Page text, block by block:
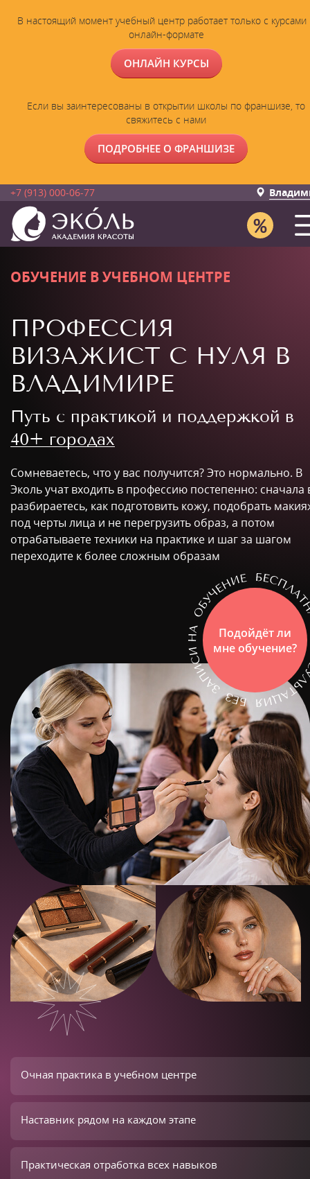
В настоящий момент учебный центр работает только с курсами
онлайн-формате
ОНЛАЙН КУРСЫ
Если вы заинтересованы в открытии школы по франшизе, то
свяжитесь с нами
ПОДРОБНЕЕ О ФРАНШИЗЕ
+7 (913) 000-06-77
ОБУЧЕНИЕ В УЧЕБНОМ ЦЕНТРЕ
ПРОФЕССИЯ
ВИЗАЖИСТ С НУЛЯ В
ВЛАДИМИРЕ
Путь с практикой и поддержкой в
40+ городах
Сомневаетесь, что у вас получится? Это нормально. В
Эколь учат входить в профессию постепенно: сначала
разбираетесь, как подготовить кожу, подобрать
под черты лица и не перегрузить образ, а потом
отрабатываете техники на практике и шаг за шагом
переходите к более сложным образам
Подойдёт ли
мне обучение?
Очная практика в учебном центре
Наставник рядом на каждом этапе
Практическая отработка всех навыков